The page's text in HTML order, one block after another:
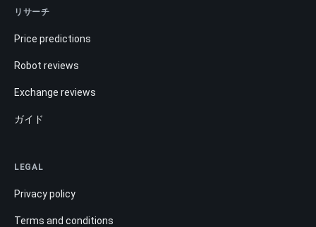
リサーチ
Price predictions
Robot reviews
Exchange reviews
ガイド
LEGAL
Privacy policy
Terms and conditions